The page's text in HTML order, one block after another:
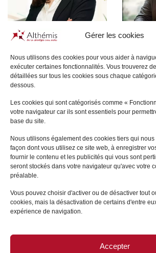
Gérer les cookies
Nous utilisons des cookies pour vous aider à
exécuter certaines fonctionnalités. Vous trouverez
détaillées sur tous les cookies sous chaque
dessous.
Les cookies qui sont catégorisés comme «
votre navigateur car ils sont essentiels pour
base du site.
Nous utilisons également des cookies tiers qui
façon dont vous utilisez ce site web, à enregistrer
fournir le contenu et les publicités qui vous sont
seront stockés dans votre navigateur qu'avec votre
préalable.
Vous pouvez choisir d'activer ou de désactiver tout
cookies, mais la désactivation de certains d'entre
expérience de navigation.
Accepter
Nadia HASSANI-JULIEN
SAINT AMAND
ANDRÉSY